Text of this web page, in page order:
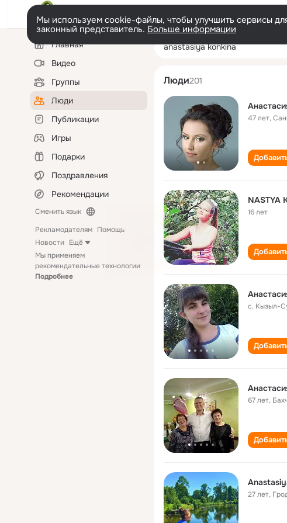
Мы используем cookie-файлы, чтобы улучшить сервисы
законный представитель. Больше информации
Левая
колонкаГлавная
Видео
Группы
Люди
Публикации
Игры
Подарки
Поздравления
Рекомендации
Сменить язык
Рекламодателям Помощь
Новости Ещё
Мы применяем
рекомендательные технологии
Подробнее
anastasiya konkina
Люди201
47 лет,
16 лет
с. Кызыл-
67 лет,
27 лет,